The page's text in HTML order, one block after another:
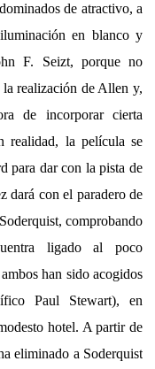
de atractivo, a
en blanco y
F. Seizt, porque no
realización de Allen y,
de incorporar cierta
realidad, la película se
para dar con la pista de
dará con el paradero de
comprobando
ligado al poco
han sido acogidos
Paul Stewart), en
hotel. A partir de
eliminado a Soderquist